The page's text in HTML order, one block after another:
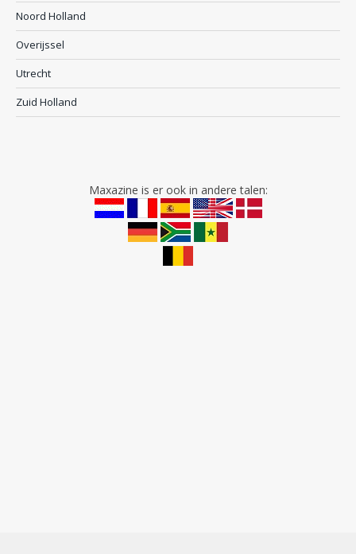
Noord Holland
Overijssel
Utrecht
Zuid Holland
Maxazine is er ook in andere talen: